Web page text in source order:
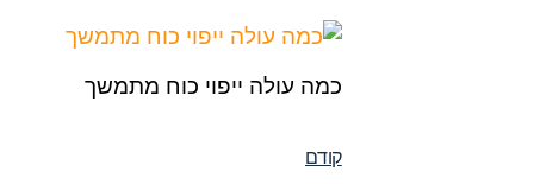
כמה עולה ייפוי כוח מתמשך
קודם